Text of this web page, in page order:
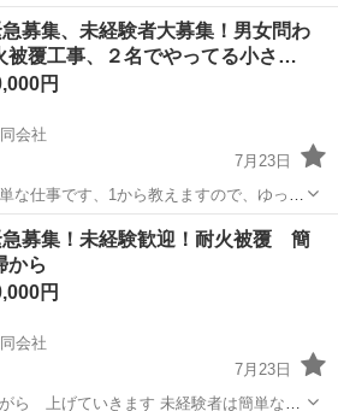
タート、簡単な仕
交通費 社会保険 厚生年金
駅 内装職人 未経験
募集、未経験者大募集！男女問わ
被覆工事、２名でやってる小さ…
円
会社
7月23日
な仕事です、1から教えますので、ゆっく
！おもに、清掃、養生などから現場に慣
上がっていきます。基本的に8:00~17:00
駅 土木 未経験
急募集！未経験歓迎！耐火被覆 簡
から
円
会社
7月23日
ら 上げていきます 未経験者は簡単な清